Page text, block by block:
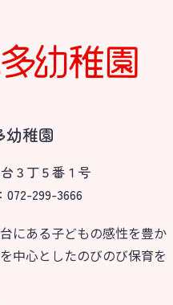
幼稚園
３丁５番１号
072-299-3666
にある子どもの感性を豊か
中心としたのびのび保育を